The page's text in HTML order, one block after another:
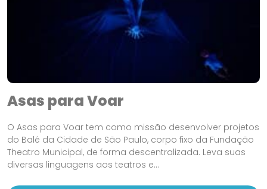
Asas para Voar
O Asas para Voar tem como missão desenvolver projetos
do Balé da Cidade de São Paulo, corpo fixo da Fundação
Theatro Municipal, de forma descentralizada. Leva suas
diversas linguagens aos teatros e...